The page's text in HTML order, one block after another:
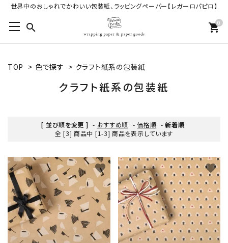
世界中のおしゃれでかわいい包装紙、ラッピングペーパー【レガーロパピロ】
search 0
shopping_cart
TOP > 色で探す > クラフト紙系の包装紙
クラフト紙系の包装紙
[ 並び順を変更 ] - おすすめ順 -価格順 -新着順
全 [3] 商品中 [1-3] 商品を表示しています
favorite favorite